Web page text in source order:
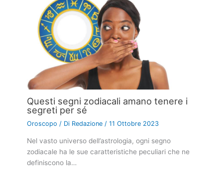
Questi segni zodiacali amano tenere i
segreti per sé
Oroscopo / Di Redazione /11 Ottobre 2023
Nel vasto universo dell’astrologia, ogni segno
zodiacale ha le sue caratteristiche peculiari che ne
definiscono la…